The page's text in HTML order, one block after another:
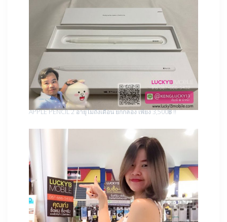
APPLE PENCIL 2 อายุไม่ถึงเดือน ยกกล่อง เพียง 3,500฿ !!